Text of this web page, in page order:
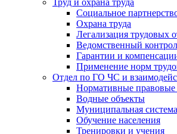
Труд и охрана труда
Социальное
Охрана труда
Легализация трудовых
Ведомственный
Гарантии и
Применение норм
Отдел по ГО ЧС и
Нормативные правовые
Водные объекты
Муниципальная
Обучение населения
Тренировки и учения